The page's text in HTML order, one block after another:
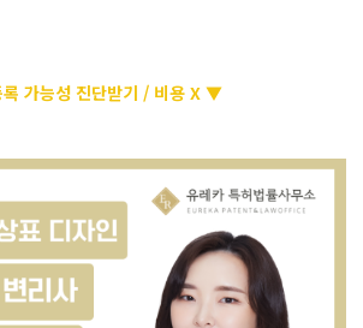
가능성 진단받기 / 비용 X ▼